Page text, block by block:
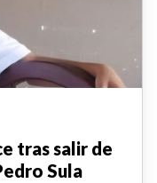
tras salir de
Sula